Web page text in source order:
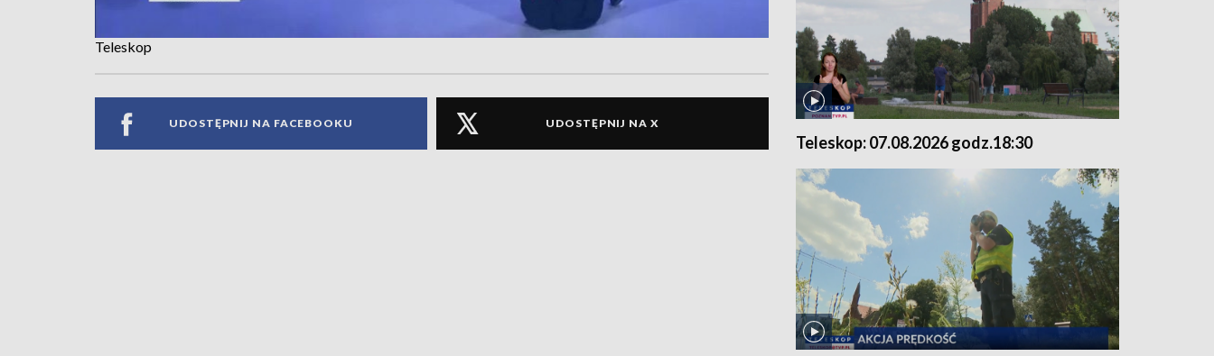
Teleskop
UDOSTĘPNIJ NA FACEBOOKU UDOSTĘPNIJ NA X
Teleskop: 07.08.2026 godz.18:30